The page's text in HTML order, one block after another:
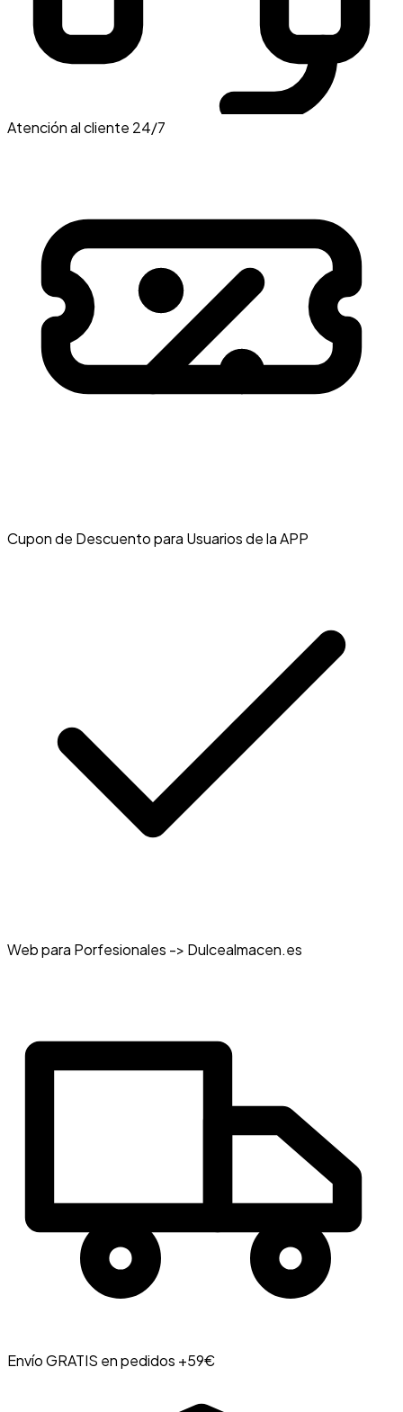
Atención al cliente 24/7
Cupon de Descuento para Usuarios de la APP
Web para Porfesionales -> Dulcealmacen.es
Envío GRATIS en pedidos +59€